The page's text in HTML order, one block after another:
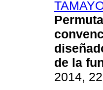
de la
2014,